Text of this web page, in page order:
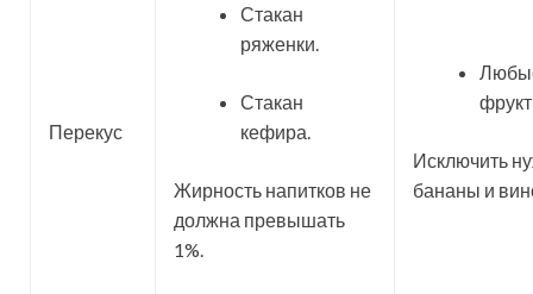
Перекус
Стакан
ряженки.
Стакан
кефира.
Жирность напитков не
должна превышать
1%.
Исключить
бананы и